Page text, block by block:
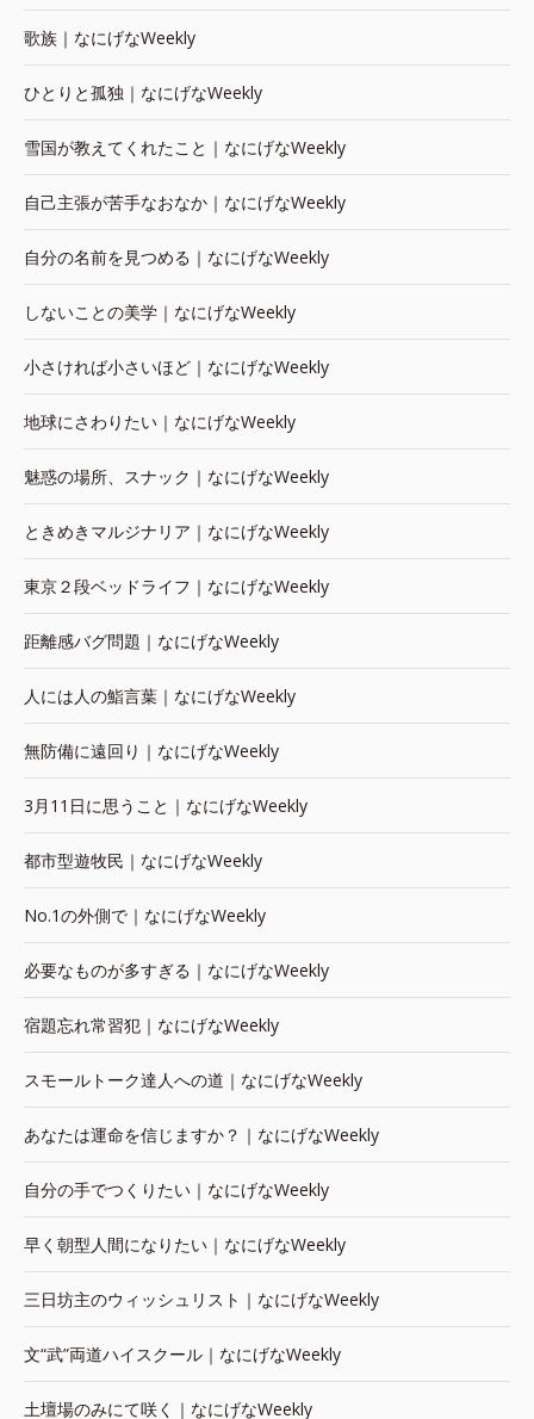
歌族｜なにげなWeekly
ひとりと孤独｜なにげなWeekly
雪国が教えてくれたこと｜なにげなWeekly
自己主張が苦手なおなか｜なにげなWeekly
自分の名前を見つめる｜なにげなWeekly
しないことの美学｜なにげなWeekly
小さければ小さいほど｜なにげなWeekly
地球にさわりたい｜なにげなWeekly
魅惑の場所、スナック｜なにげなWeekly
ときめきマルジナリア｜なにげなWeekly
東京２段ベッドライフ｜なにげなWeekly
距離感バグ問題｜なにげなWeekly
人には人の鮨言葉｜なにげなWeekly
無防備に遠回り｜なにげなWeekly
3月11日に思うこと｜なにげなWeekly
都市型遊牧民｜なにげなWeekly
No.1の外側で｜なにげなWeekly
必要なものが多すぎる｜なにげなWeekly
宿題忘れ常習犯｜なにげなWeekly
スモールトーク達人への道｜なにげなWeekly
あなたは運命を信じますか？｜なにげなWeekly
自分の手でつくりたい｜なにげなWeekly
早く朝型人間になりたい｜なにげなWeekly
三日坊主のウィッシュリスト｜なにげなWeekly
文“武”両道ハイスクール｜なにげなWeekly
土壇場のみにて咲く｜なにげなWeekly